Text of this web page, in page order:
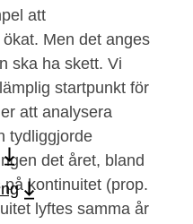
att
Men det anges
ska ha skett. Vi
startpunkt för
att analysera
tydliggjorde
det året, bland
kontinuitet (prop.
lyftes samma år